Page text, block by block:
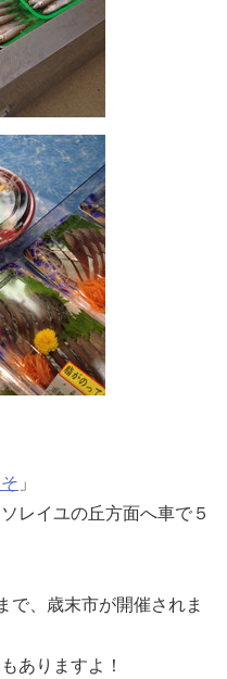
」
レイユの丘方面へ車で５
で、歳末市が開催されま
ありますよ！